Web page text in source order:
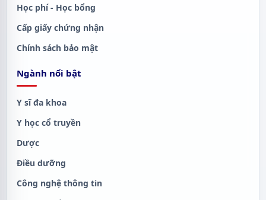
Học phí - Học bổng
Cấp giấy chứng nhận
Chính sách bảo mật
Ngành nổi bật
Y sĩ đa khoa
Y học cổ truyền
Dược
Điều dưỡng
Công nghệ thông tin